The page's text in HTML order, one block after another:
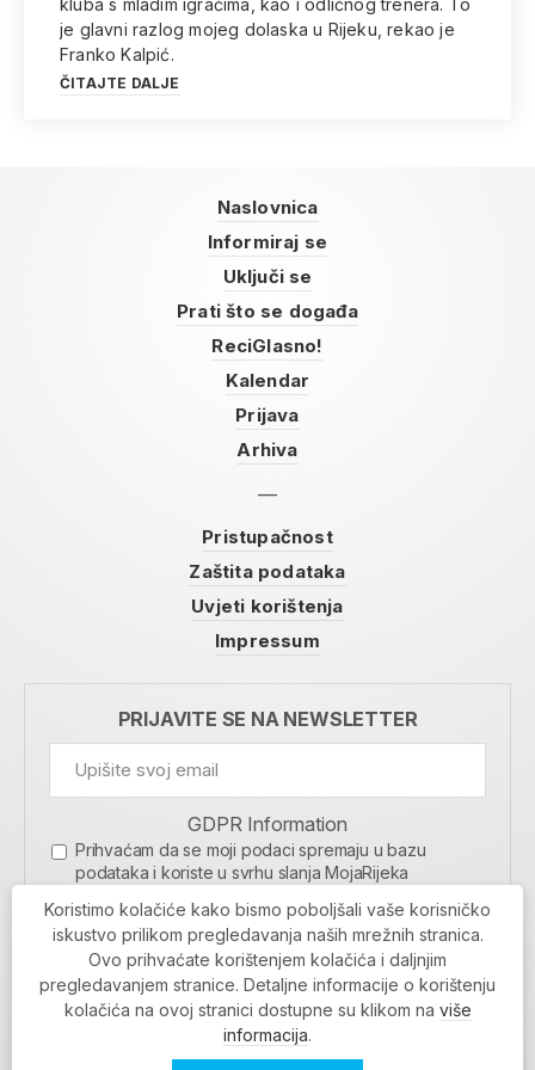
kluba s mladim igračima, kao i odličnog trenera. To
je glavni razlog mojeg dolaska u Rijeku, rekao je
Franko Kalpić.
ČITAJTE DALJE
Naslovnica
Informiraj se
Uključi se
Prati što se događa
ReciGlasno!
Kalendar
Prijava
Arhiva
Pristupačnost
Zaštita podataka
Uvjeti korištenja
Impressum
PRIJAVITE SE NA NEWSLETTER
GDPR Information
Prihvaćam da se moji podaci spremaju u bazu
podataka i koriste u svrhu slanja MojaRijeka
MOJARIJEKA NEWSLETTER
PRIJAVI SE
Koristimo kolačiće kako bismo poboljšali vaše korisničko
iskustvo prilikom pregledavanja naših mrežnih stranica.
Ovo prihvaćate korištenjem kolačića i daljnjim
pregledavanjem stranice. Detaljne informacije o korištenju
kolačića na ovoj stranici dostupne su klikom na više
informacija.